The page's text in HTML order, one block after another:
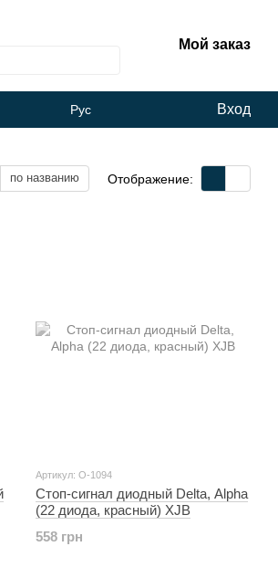
Мой заказ
Рус Вход
по названию Отображение:
Артикул: O-1094
Стоп-сигнал диодный Delta, Alpha
(22 диода, красный) XJB
558 грн